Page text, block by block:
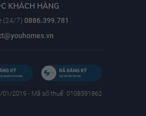
KHÁCH HÀNG
(24/7) 0886.399.781
2019 - Mã số thuế: 0108591862